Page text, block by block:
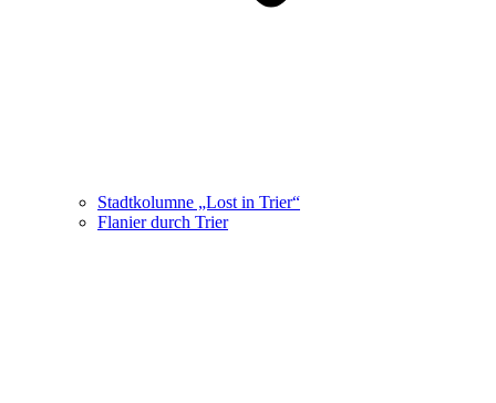
Stadtkolumne „Lost in Trier“
Flanier durch Trier